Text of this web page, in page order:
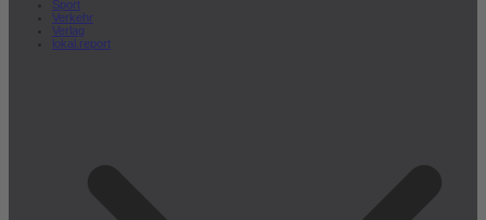
Sport
Verkehr
Verlag
lokal.report